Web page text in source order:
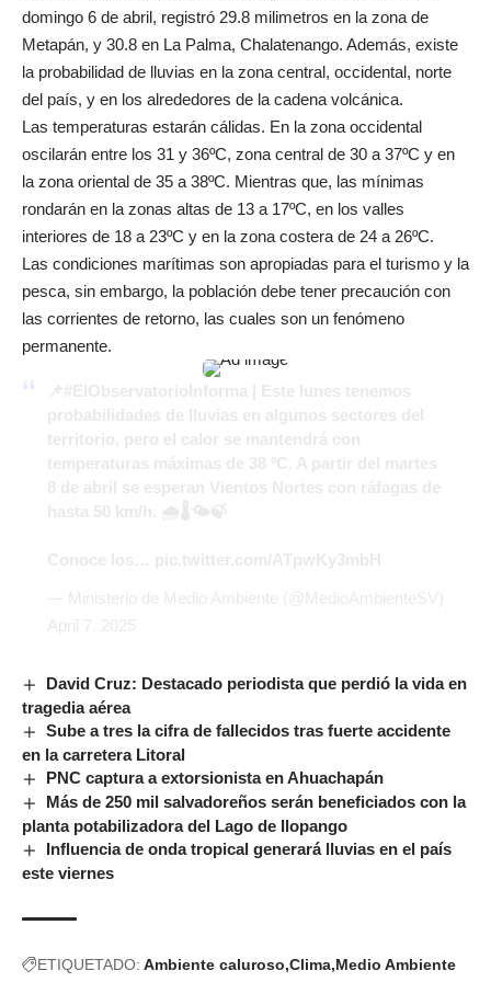
domingo 6 de abril, registró 29.8 milimetros en la zona de
Metapán, y 30.8 en La Palma, Chalatenango. Además, existe
la probabilidad de lluvias en la zona central, occidental, norte
del país, y en los alrededores de la cadena volcánica.
Las temperaturas estarán cálidas. En la zona occidental
oscilarán entre los 31 y 36ºC, zona central de 30 a 37ºC y en
la zona oriental de 35 a 38ºC. Mientras que, las mínimas
rondarán en la zonas altas de 13 a 17ºC, en los valles
interiores de 18 a 23ºC y en la zona costera de 24 a 26ºC.
Las condiciones marítimas son apropiadas para el turismo y la
pesca, sin embargo, la población debe tener precaución con
las corrientes de retorno, las cuales son un fenómeno
permanente.
David Cruz: Destacado periodista que perdió la vida en
tragedia aérea
Sube a tres la cifra de fallecidos tras fuerte accidente
en la carretera Litoral
PNC captura a extorsionista en Ahuachapán
Más de 250 mil salvadoreños serán beneficiados con la
planta potabilizadora del Lago de Ilopango
Influencia de onda tropical generará lluvias en el país
este viernes
ETIQUETADO: Ambiente caluroso Clima Medio Ambiente